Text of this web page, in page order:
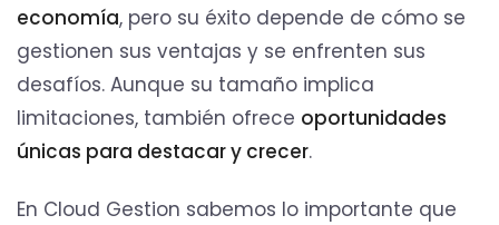
economía, pero su éxito depende de cómo se
gestionen sus ventajas y se enfrenten sus
desafíos. Aunque su tamaño implica
limitaciones, también ofrece oportunidades
únicas para destacar y crecer.
En Cloud Gestion sabemos lo importante que